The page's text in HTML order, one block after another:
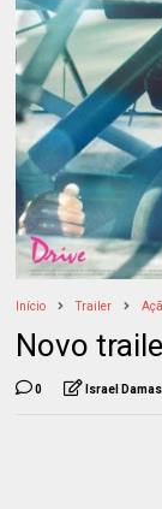
Início Trailer
Novo
0 Israel